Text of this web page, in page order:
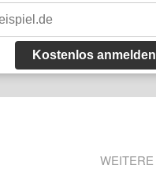
Kostenlos anmelden